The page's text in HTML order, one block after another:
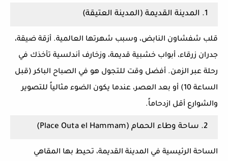
1. المدينة القديمة (المدينة العتيقة)
قلب شفشاون النابض، وسبب شهرتها العالمية. أزقة ضيقة،
جدران زرقاء، أبواب خشبية قديمة، وزخارف أندلسية تأخذك في
رحلة عبر الزمن. أفضل وقت للتجول هو في الصباح الباكر (قبل
الساعة 10) أو بعد العصر، عندما يكون الضوء مثالياً للتصوير
والشوارع أقل ازدحاماً.
2. ساحة وطاء الحمام (Place Outa el Hammam)
الساحة الرئيسية في المدينة القديمة، تحيط بها المقاهي